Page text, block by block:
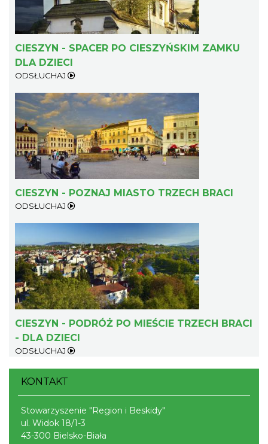
Cieszyn
2026-08-07
0.24 km
Cieszyn
Cieszyn
0.24 km
CIESZYN - SPACER PO CIESZYŃSKIM ZAMKU
DLA DZIECI
ODSŁUCHAJ
CIESZYN - POZNAJ MIASTO TRZECH BRACI
ODSŁUCHAJ
CIESZYN - PODRÓŻ PO MIEŚCIE TRZECH BRACI
- DLA DZIECI
ODSŁUCHAJ
KONTAKT
Stowarzyszenie "Region i Beskidy"
ul. Widok 18/1-3
43-300 Bielsko-Biała